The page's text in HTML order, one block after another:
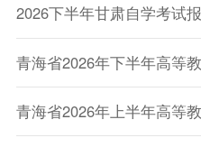
2026下半年甘肃自学考试
青海省2026年下半年高等
青海省2026年上半年高等